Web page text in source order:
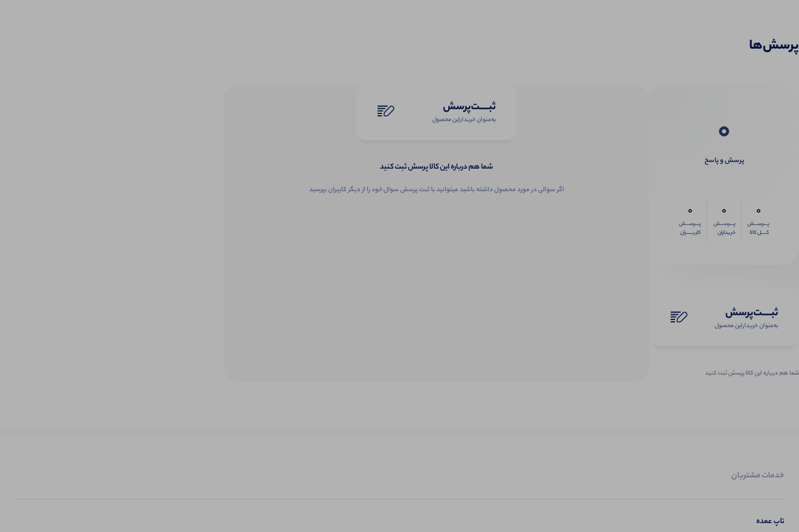
پرسش‌ها
0
پرسش و پاسخ
0
پـــرســـش
کــــل کالا
0
پـــرســـش
خریداران
0
پـــرســـش
کاربـــــران
ثبـــــت‌پرسش
به‌عنوان ‌خریدار‌این‌ محصول
شما هم درباره این کالا پرسش ثبت کنید
ثبـــــت‌پرسش
به‌عنوان ‌خریدار‌این‌ محصول
شما هم درباره این کالا پرسش ثبت کنید
اگر سوالی در مورد محصول داشته باشید میتوانید با ثبت پرسش سوال خود را از دیگر کاربران بپرسید
خدمات مشتریان
تاپ عمده